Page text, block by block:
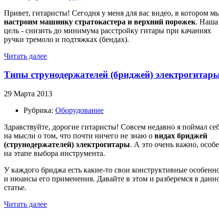
Привет, гитаристы! Сегодня у меня для вас видео, в котором
настроим машинку стратокастера и верхний порожек. Наша
цель - снизить до минимума расстройку гитары при качаниях
ручки тремоло и подтяжках (бендах).
Читать далее
Типы струнодержателей (бриджей)
29 Марта 2013
Рубрика: Оборудование
Здравствуйте, дорогие гитаристы! Совсем недавно я поймал
на мысли о том, что почти ничего не знаю о видах бриджей
(струнодержателей) электрогитары. А это очень важно,
на этапе выбора инструмента.
У каждого бриджа есть какие-то свои конструктивные
и нюансы его применения. Давайте в этом и разберемся в
статье.
Читать далее